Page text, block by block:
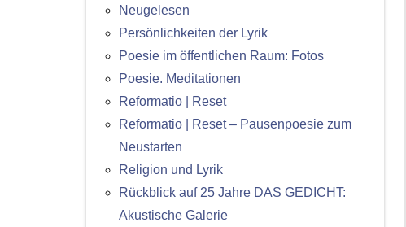
Neugelesen
Persönlichkeiten der Lyrik
Poesie im öffentlichen Raum: Fotos
Poesie. Meditationen
Reformatio | Reset
Reformatio | Reset – Pausenpoesie zum
Neustarten
Religion und Lyrik
Rückblick auf 25 Jahre DAS GEDICHT:
Akustische Galerie